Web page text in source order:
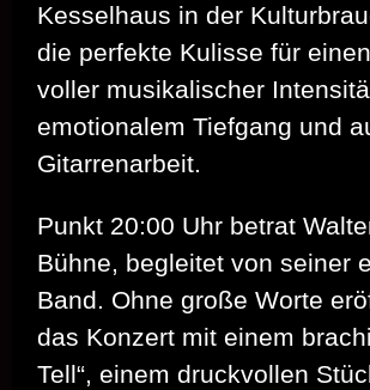
Kesselhaus in der
die perfekte Kulisse für
voller musikalischer
emotionalem Tiefgang und
Gitarrenarbeit.
Punkt 20:00 Uhr betrat
Bühne, begleitet von seiner
Band. Ohne große Worte
das Konzert mit einem
Tell“, einem druckvollen